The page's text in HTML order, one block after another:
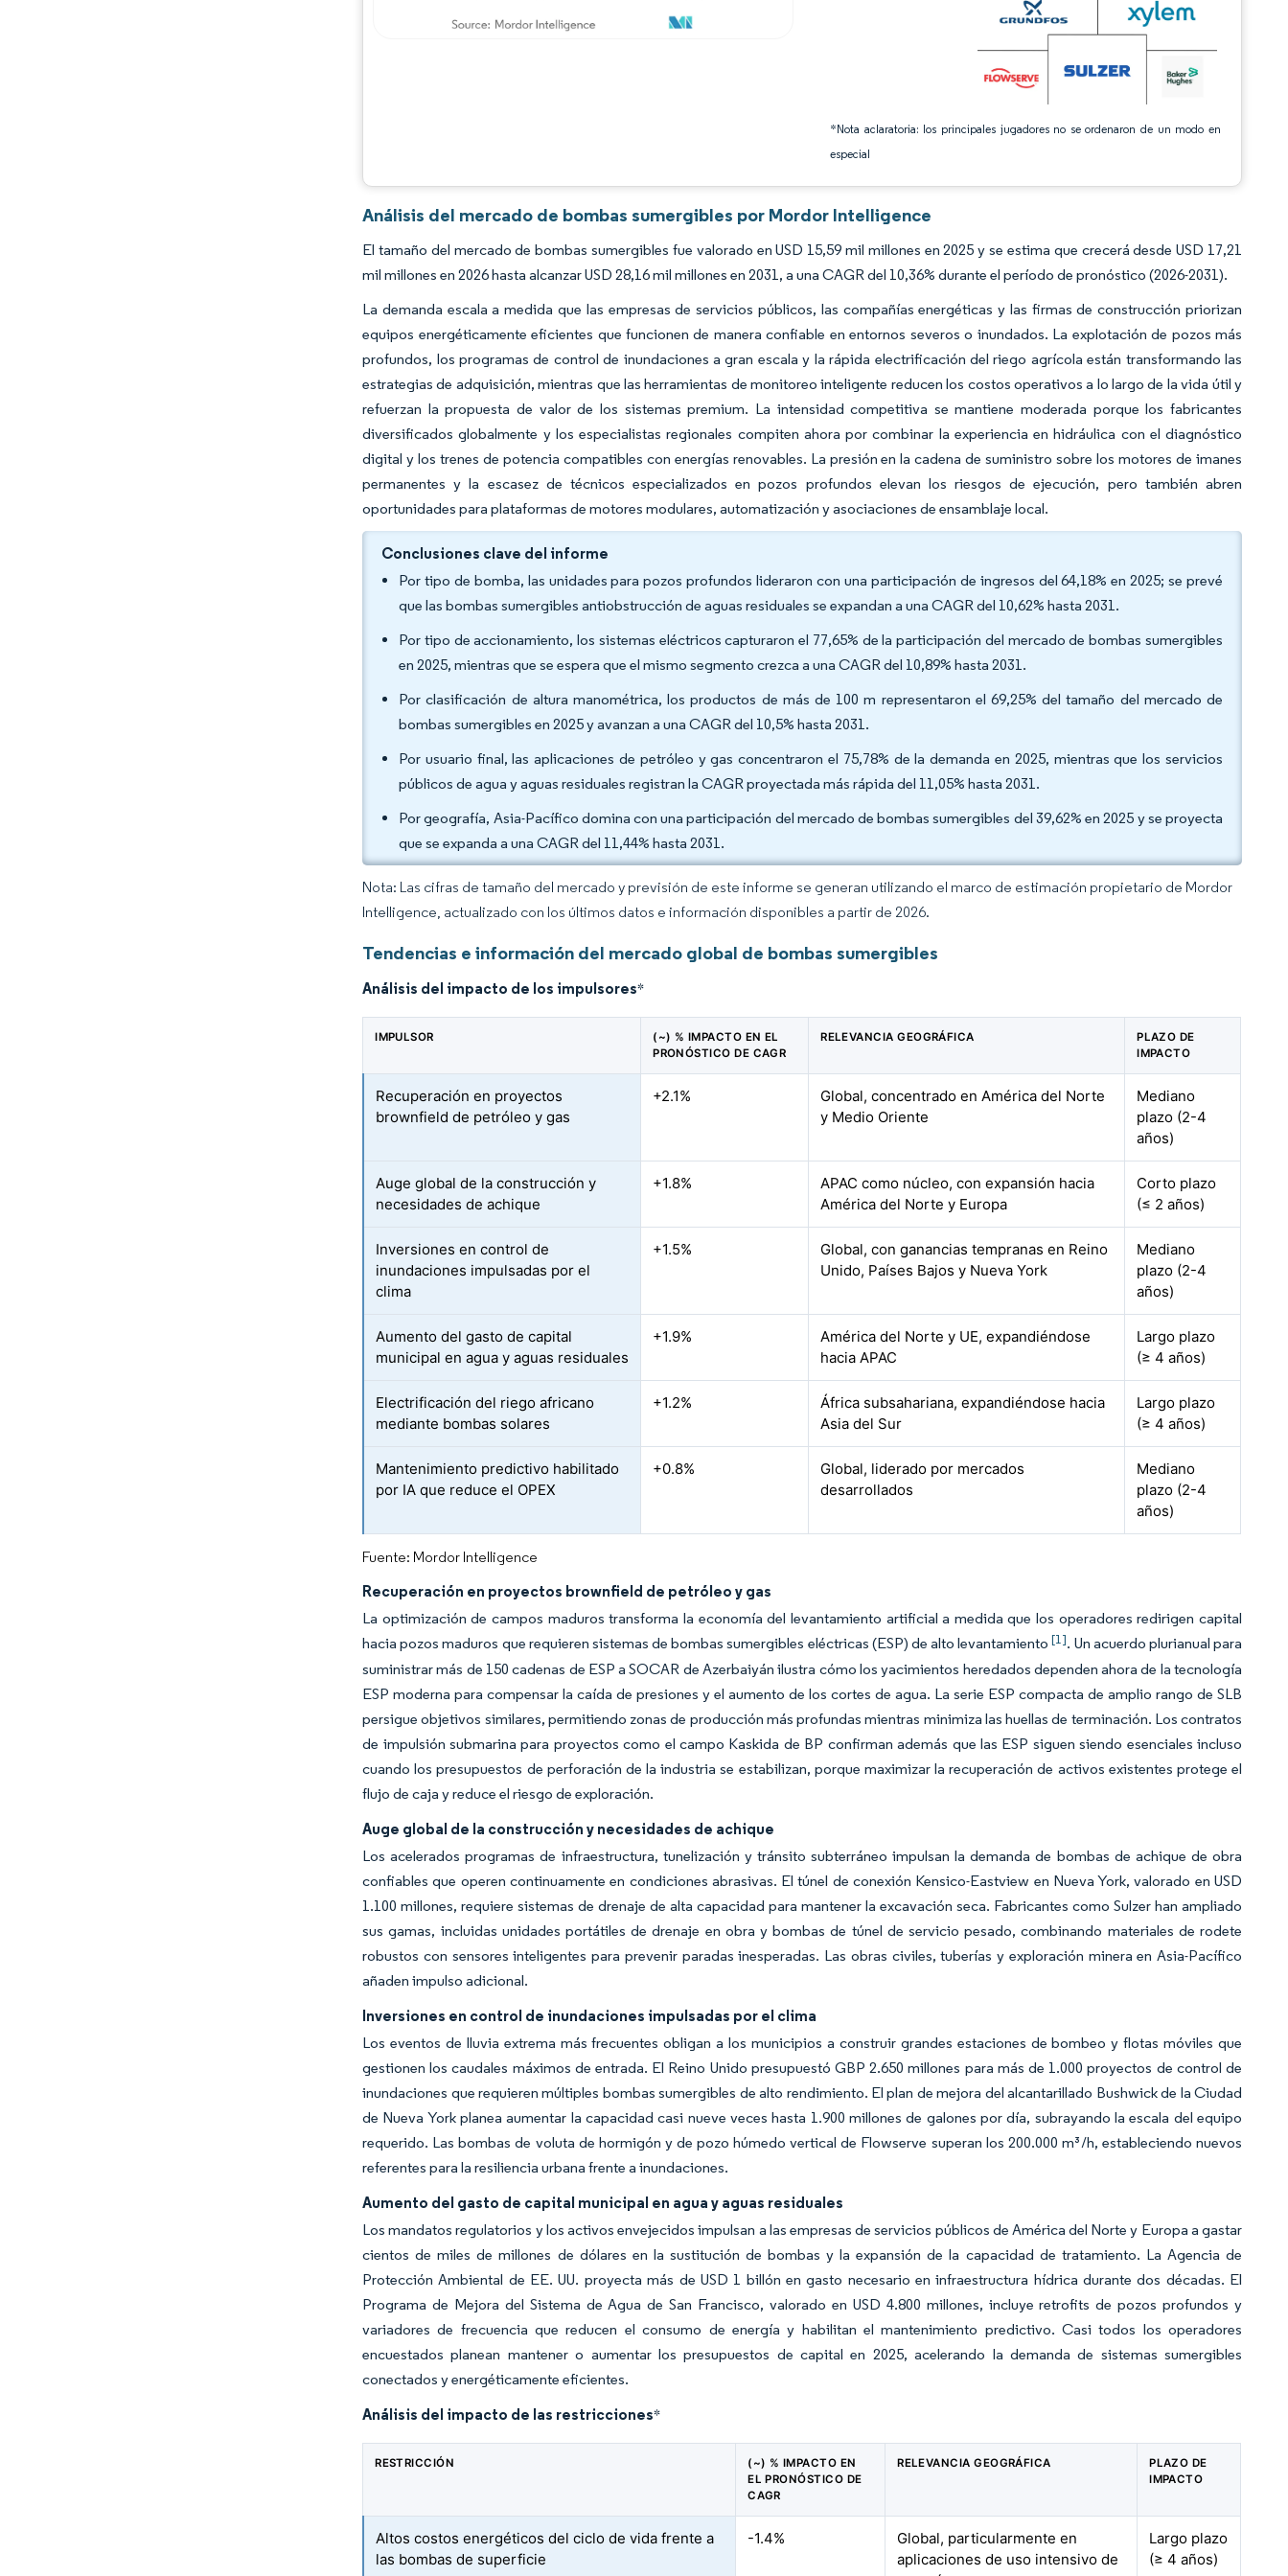
*Nota aclaratoria: los principales jugadores no se ordenaron de un modo en
especial
Análisis del mercado de bombas sumergibles por Mordor Intelligence
El tamaño del mercado de bombas sumergibles fue valorado en USD 15,59 mil millones en 2025 y se estima que crecerá desde USD 17,21
mil millones en 2026 hasta alcanzar USD 28,16 mil millones en 2031, a una CAGR del 10,36% durante el período de pronóstico (2026-2031).
La demanda escala a medida que las empresas de servicios públicos, las compañías energéticas y las firmas de construcción priorizan
equipos energéticamente eficientes que funcionen de manera confiable en entornos severos o inundados. La explotación de pozos más
profundos, los programas de control de inundaciones a gran escala y la rápida electrificación del riego agrícola están transformando las
estrategias de adquisición, mientras que las herramientas de monitoreo inteligente reducen los costos operativos a lo largo de la vida útil y
refuerzan la propuesta de valor de los sistemas premium. La intensidad competitiva se mantiene moderada porque los fabricantes
diversificados globalmente y los especialistas regionales compiten ahora por combinar la experiencia en hidráulica con el diagnóstico
digital y los trenes de potencia compatibles con energías renovables. La presión en la cadena de suministro sobre los motores de imanes
permanentes y la escasez de técnicos especializados en pozos profundos elevan los riesgos de ejecución, pero también abren
oportunidades para plataformas de motores modulares, automatización y asociaciones de ensamblaje local.
Conclusiones clave del informe
Por tipo de bomba, las unidades para pozos profundos lideraron con una participación de ingresos del 64,18% en 2025; se prevé
que las bombas sumergibles antiobstrucción de aguas residuales se expandan a una CAGR del 10,62% hasta 2031.
Por tipo de accionamiento, los sistemas eléctricos capturaron el 77,65% de la participación del mercado de bombas sumergibles
en 2025, mientras que se espera que el mismo segmento crezca a una CAGR del 10,89% hasta 2031.
Por clasificación de altura manométrica, los productos de más de 100 m representaron el 69,25% del tamaño del mercado de
bombas sumergibles en 2025 y avanzan a una CAGR del 10,5% hasta 2031.
Por usuario final, las aplicaciones de petróleo y gas concentraron el 75,78% de la demanda en 2025, mientras que los servicios
públicos de agua y aguas residuales registran la CAGR proyectada más rápida del 11,05% hasta 2031.
Por geografía, Asia-Pacífico domina con una participación del mercado de bombas sumergibles del 39,62% en 2025 y se proyecta
que se expanda a una CAGR del 11,44% hasta 2031.
Nota: Las cifras de tamaño del mercado y previsión de este informe se generan utilizando el marco de estimación propietario de Mordor
Intelligence, actualizado con los últimos datos e información disponibles a partir de 2026.
Tendencias e información del mercado global de bombas sumergibles
Análisis del impacto de los impulsores*
IMPULSOR
(~) % IMPACTO EN EL
PRONÓSTICO DE CAGR
RELEVANCIA GEOGRÁFICA
PLAZO DE
IMPACTO
Recuperación en proyectos
brownfield de petróleo y gas
+2.1%
Global, concentrado en América del Norte
y Medio Oriente
Mediano
plazo (2-4
años)
Auge global de la construcción y
necesidades de achique
+1.8%
APAC como núcleo, con expansión hacia
América del Norte y Europa
Corto plazo
(≤ 2 años)
Inversiones en control de
inundaciones impulsadas por el
clima
+1.5%
Global, con ganancias tempranas en Reino
Unido, Países Bajos y Nueva York
Mediano
plazo (2-4
años)
Aumento del gasto de capital
municipal en agua y aguas residuales
+1.9%
América del Norte y UE, expandiéndose
hacia APAC
Largo plazo
(≥ 4 años)
Electrificación del riego africano
mediante bombas solares
+1.2%
África subsahariana, expandiéndose hacia
Asia del Sur
Largo plazo
(≥ 4 años)
Mantenimiento predictivo habilitado
por IA que reduce el OPEX
+0.8%
Global, liderado por mercados
desarrollados
Mediano
plazo (2-4
años)
Fuente: Mordor Intelligence
Recuperación en proyectos brownfield de petróleo y gas
La optimización de campos maduros transforma la economía del levantamiento artificial a medida que los operadores redirigen capital
hacia pozos maduros que requieren sistemas de bombas sumergibles eléctricas (ESP) de alto levantamiento[1]. Un acuerdo plurianual para
suministrar más de 150 cadenas de ESP a SOCAR de Azerbaiyán ilustra cómo los yacimientos heredados dependen ahora de la tecnología
ESP moderna para compensar la caída de presiones y el aumento de los cortes de agua. La serie ESP compacta de amplio rango de SLB
persigue objetivos similares, permitiendo zonas de producción más profundas mientras minimiza las huellas de terminación. Los contratos
de impulsión submarina para proyectos como el campo Kaskida de BP confirman además que las ESP siguen siendo esenciales incluso
cuando los presupuestos de perforación de la industria se estabilizan, porque maximizar la recuperación de activos existentes protege el
flujo de caja y reduce el riesgo de exploración.
Auge global de la construcción y necesidades de achique
Los acelerados programas de infraestructura, tunelización y tránsito subterráneo impulsan la demanda de bombas de achique de obra
confiables que operen continuamente en condiciones abrasivas. El túnel de conexión Kensico-Eastview en Nueva York, valorado en USD
1.100 millones, requiere sistemas de drenaje de alta capacidad para mantener la excavación seca. Fabricantes como Sulzer han ampliado
sus gamas, incluidas unidades portátiles de drenaje en obra y bombas de túnel de servicio pesado, combinando materiales de rodete
robustos con sensores inteligentes para prevenir paradas inesperadas. Las obras civiles, tuberías y exploración minera en Asia-Pacífico
añaden impulso adicional.
Inversiones en control de inundaciones impulsadas por el clima
Los eventos de lluvia extrema más frecuentes obligan a los municipios a construir grandes estaciones de bombeo y flotas móviles que
gestionen los caudales máximos de entrada. El Reino Unido presupuestó GBP 2.650 millones para más de 1.000 proyectos de control de
inundaciones que requieren múltiples bombas sumergibles de alto rendimiento. El plan de mejora del alcantarillado Bushwick de la Ciudad
de Nueva York planea aumentar la capacidad casi nueve veces hasta 1.900 millones de galones por día, subrayando la escala del equipo
requerido. Las bombas de voluta de hormigón y de pozo húmedo vertical de Flowserve superan los 200.000 m³/h, estableciendo nuevos
referentes para la resiliencia urbana frente a inundaciones.
Aumento del gasto de capital municipal en agua y aguas residuales
Los mandatos regulatorios y los activos envejecidos impulsan a las empresas de servicios públicos de América del Norte y Europa a gastar
cientos de miles de millones de dólares en la sustitución de bombas y la expansión de la capacidad de tratamiento. La Agencia de
Protección Ambiental de EE. UU. proyecta más de USD 1 billón en gasto necesario en infraestructura hídrica durante dos décadas. El
Programa de Mejora del Sistema de Agua de San Francisco, valorado en USD 4.800 millones, incluye retrofits de pozos profundos y
variadores de frecuencia que reducen el consumo de energía y habilitan el mantenimiento predictivo. Casi todos los operadores
encuestados planean mantener o aumentar los presupuestos de capital en 2025, acelerando la demanda de sistemas sumergibles
conectados y energéticamente eficientes.
Análisis del impacto de las restricciones*
RESTRICCIÓN
(~) % IMPACTO EN
EL PRONÓSTICO DE
CAGR
RELEVANCIA GEOGRÁFICA
PLAZO DE
IMPACTO
Altos costos energéticos del ciclo de vida frente a
las bombas de superficie
-1.4%
Global, particularmente en
aplicaciones de uso intensivo de
Largo plazo
(≥ 4 años)